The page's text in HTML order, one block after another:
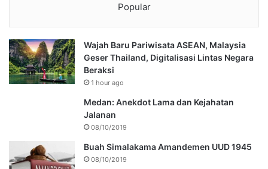
Popular
Wajah Baru Pariwisata ASEAN, Malaysia
Geser Thailand, Digitalisasi Lintas Negara
Beraksi
1 hour ago
Medan: Anekdot Lama dan Kejahatan
Jalanan
08/10/2019
Buah Simalakama Amandemen UUD 1945
08/10/2019